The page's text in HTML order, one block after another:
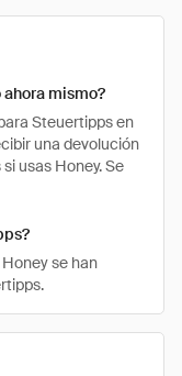
mismo?
Steuertipps en
una devolución
usas Honey. Se
se han